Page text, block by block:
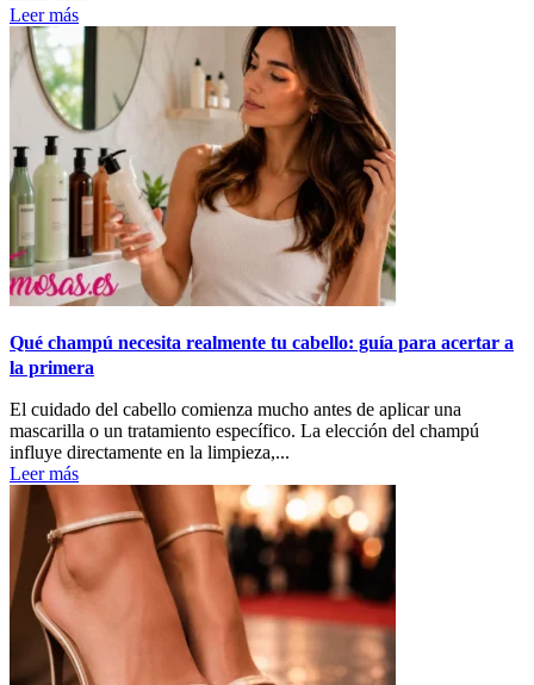
Leer más
Qué champú necesita realmente tu cabello: guía para acertar a
la primera
El cuidado del cabello comienza mucho antes de aplicar una
mascarilla o un tratamiento específico. La elección del champú
influye directamente en la limpieza,...
Leer más